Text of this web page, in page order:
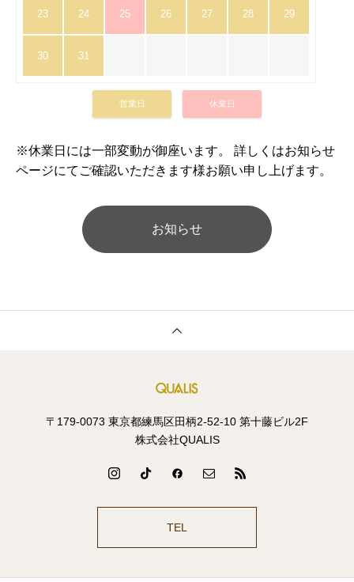
23 24 25 26 27 28 29
30 31
営業日 休業日
※休業日には一部変動が御座います。 詳しくはお知らせ
ページにてご確認いただきます様お願い申し上げます。
お知らせ
〒179-0073 東京都練馬区田柄2-52-10 第十藤ビル2F
株式会社QUALIS
TEL